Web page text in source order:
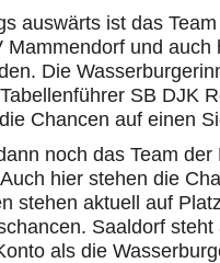
auswärts ist das
Mammendorf und
Die
SB DJK
Chancen auf einen
noch das Team
hier stehen die
stehen aktuell auf
Saaldorf
als die